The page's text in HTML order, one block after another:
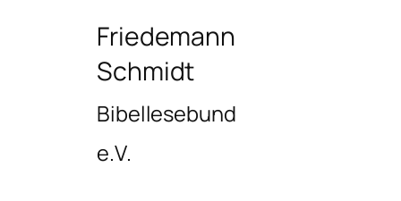
Friedemann
Schmidt
Bibellesebund
e.V.